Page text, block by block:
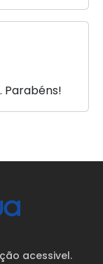
Parabéns!
acessivel.